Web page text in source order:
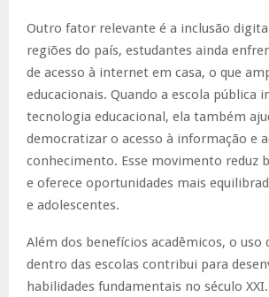
Outro fator relevante é a inclusão
regiões do país, estudantes ainda
de acesso à internet em casa, o que
educacionais. Quando a escola pública
tecnologia educacional, ela também
democratizar o acesso à informação e
conhecimento. Esse movimento reduz
e oferece oportunidades mais
e adolescentes.
Além dos benefícios acadêmicos, o uso
dentro das escolas contribui para
habilidades fundamentais no século